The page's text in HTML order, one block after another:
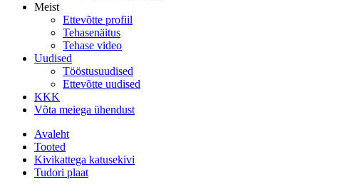
Meist
Ettevõtte profiil
Tehasenäitus
Tehase video
Uudised
Tööstusuudised
Ettevõtte uudised
KKK
Võta meiega ühendust
Avaleht
Tooted
Kivikattega katusekivi
Tudori plaat